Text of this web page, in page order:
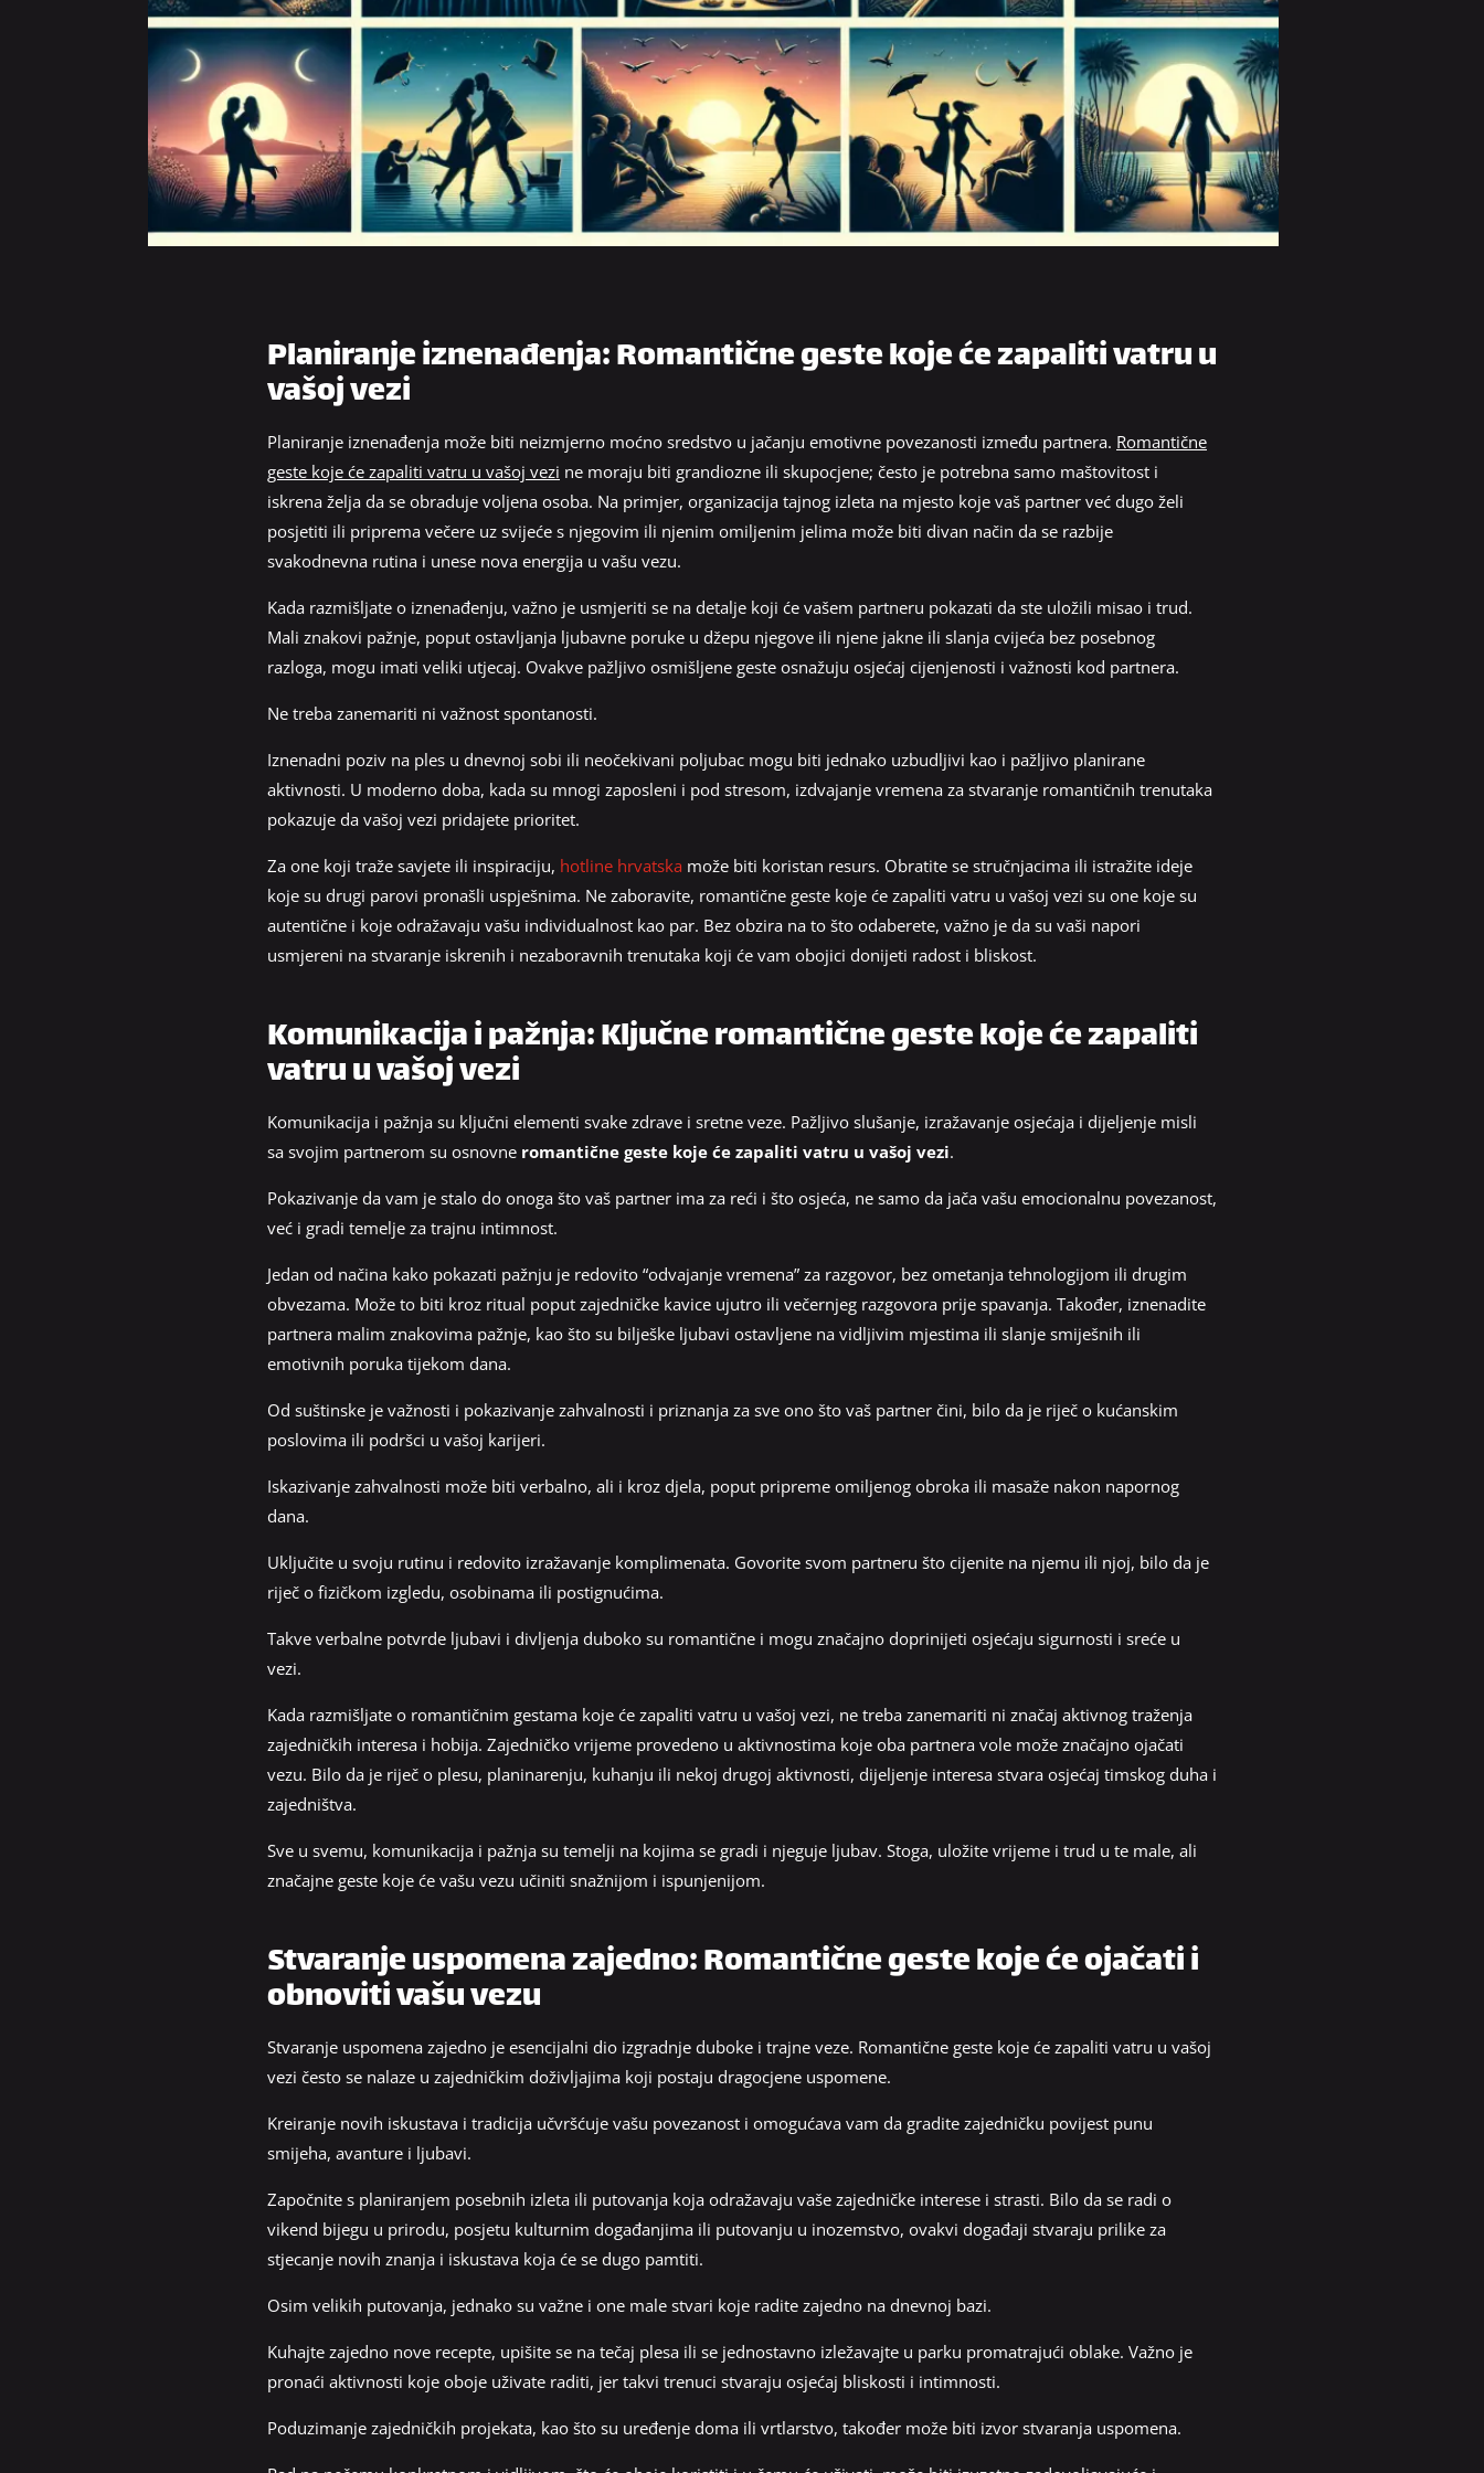
Planiranje iznenađenja: Romantične geste koje će zapaliti vatru u
vašoj vezi
Planiranje iznenađenja može biti neizmjerno moćno sredstvo u jačanju emotivne povezanosti između partnera. Romantične
geste koje će zapaliti vatru u vašoj vezi ne moraju biti grandiozne ili skupocjene; često je potrebna samo maštovitost i
iskrena želja da se obraduje voljena osoba. Na primjer, organizacija tajnog izleta na mjesto koje vaš partner već dugo želi
posjetiti ili priprema večere uz svijeće s njegovim ili njenim omiljenim jelima može biti divan način da se razbije
svakodnevna rutina i unese nova energija u vašu vezu.
Kada razmišljate o iznenađenju, važno je usmjeriti se na detalje koji će vašem partneru pokazati da ste uložili misao i trud.
Mali znakovi pažnje, poput ostavljanja ljubavne poruke u džepu njegove ili njene jakne ili slanja cvijeća bez posebnog
razloga, mogu imati veliki utjecaj. Ovakve pažljivo osmišljene geste osnažuju osjećaj cijenjenosti i važnosti kod partnera.
Ne treba zanemariti ni važnost spontanosti.
Iznenadni poziv na ples u dnevnoj sobi ili neočekivani poljubac mogu biti jednako uzbudljivi kao i pažljivo planirane
aktivnosti. U moderno doba, kada su mnogi zaposleni i pod stresom, izdvajanje vremena za stvaranje romantičnih trenutaka
pokazuje da vašoj vezi pridajete prioritet.
Za one koji traže savjete ili inspiraciju, hotline hrvatska može biti koristan resurs. Obratite se stručnjacima ili istražite ideje
koje su drugi parovi pronašli uspješnima. Ne zaboravite, romantične geste koje će zapaliti vatru u vašoj vezi su one koje su
autentične i koje odražavaju vašu individualnost kao par. Bez obzira na to što odaberete, važno je da su vaši napori
usmjereni na stvaranje iskrenih i nezaboravnih trenutaka koji će vam obojici donijeti radost i bliskost.
Komunikacija i pažnja: Ključne romantične geste koje će zapaliti
vatru u vašoj vezi
Komunikacija i pažnja su ključni elementi svake zdrave i sretne veze. Pažljivo slušanje, izražavanje osjećaja i dijeljenje misli
sa svojim partnerom su osnovne romantične geste koje će zapaliti vatru u vašoj vezi.
Pokazivanje da vam je stalo do onoga što vaš partner ima za reći i što osjeća, ne samo da jača vašu emocionalnu povezanost,
već i gradi temelje za trajnu intimnost.
Jedan od načina kako pokazati pažnju je redovito “odvajanje vremena” za razgovor, bez ometanja tehnologijom ili drugim
obvezama. Može to biti kroz ritual poput zajedničke kavice ujutro ili večernjeg razgovora prije spavanja. Također, iznenadite
partnera malim znakovima pažnje, kao što su bilješke ljubavi ostavljene na vidljivim mjestima ili slanje smiješnih ili
emotivnih poruka tijekom dana.
Od suštinske je važnosti i pokazivanje zahvalnosti i priznanja za sve ono što vaš partner čini, bilo da je riječ o kućanskim
poslovima ili podršci u vašoj karijeri.
Iskazivanje zahvalnosti može biti verbalno, ali i kroz djela, poput pripreme omiljenog obroka ili masaže nakon napornog
dana.
Uključite u svoju rutinu i redovito izražavanje komplimenata. Govorite svom partneru što cijenite na njemu ili njoj, bilo da je
riječ o fizičkom izgledu, osobinama ili postignućima.
Takve verbalne potvrde ljubavi i divljenja duboko su romantične i mogu značajno doprinijeti osjećaju sigurnosti i sreće u
vezi.
Kada razmišljate o romantičnim gestama koje će zapaliti vatru u vašoj vezi, ne treba zanemariti ni značaj aktivnog traženja
zajedničkih interesa i hobija. Zajedničko vrijeme provedeno u aktivnostima koje oba partnera vole može značajno ojačati
vezu. Bilo da je riječ o plesu, planinarenju, kuhanju ili nekoj drugoj aktivnosti, dijeljenje interesa stvara osjećaj timskog duha i
zajedništva.
Sve u svemu, komunikacija i pažnja su temelji na kojima se gradi i njeguje ljubav. Stoga, uložite vrijeme i trud u te male, ali
značajne geste koje će vašu vezu učiniti snažnijom i ispunjenijom.
Stvaranje uspomena zajedno: Romantične geste koje će ojačati i
obnoviti vašu vezu
Stvaranje uspomena zajedno je esencijalni dio izgradnje duboke i trajne veze. Romantične geste koje će zapaliti vatru u vašoj
vezi često se nalaze u zajedničkim doživljajima koji postaju dragocjene uspomene.
Kreiranje novih iskustava i tradicija učvršćuje vašu povezanost i omogućava vam da gradite zajedničku povijest punu
smijeha, avanture i ljubavi.
Započnite s planiranjem posebnih izleta ili putovanja koja odražavaju vaše zajedničke interese i strasti. Bilo da se radi o
vikend bijegu u prirodu, posjetu kulturnim događanjima ili putovanju u inozemstvo, ovakvi događaji stvaraju prilike za
stjecanje novih znanja i iskustava koja će se dugo pamtiti.
Osim velikih putovanja, jednako su važne i one male stvari koje radite zajedno na dnevnoj bazi.
Kuhajte zajedno nove recepte, upišite se na tečaj plesa ili se jednostavno izležavajte u parku promatrajući oblake. Važno je
pronaći aktivnosti koje oboje uživate raditi, jer takvi trenuci stvaraju osjećaj bliskosti i intimnosti.
Poduzimanje zajedničkih projekata, kao što su uređenje doma ili vrtlarstvo, također može biti izvor stvaranja uspomena.